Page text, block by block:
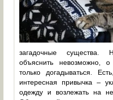
загадочные существа.
объяснить невозможно,
только догадываться.
интересная привычка –
одежду и возлежать на